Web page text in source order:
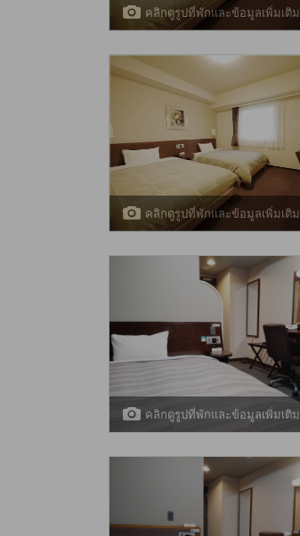
คลิกดูรูปที่พักและข้อมูลเพิ่มเติม
คลิกดูรูปที่พักและข้อมูลเพิ่มเติม
คลิกดูรูปที่พักและข้อมูลเพิ่มเติม